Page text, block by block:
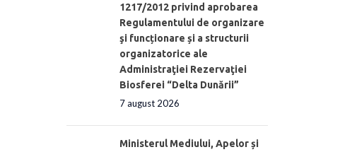
1217/2012 privind aprobarea
Regulamentului de organizare
şi funcționare și a structurii
organizatorice ale
Administraţiei Rezervaţiei
Biosferei “Delta Dunării”
7 august 2026
Ministerul Mediului, Apelor și